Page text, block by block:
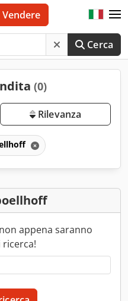
Cerca
Vendere
(0)
Rilevanza
appena saranno